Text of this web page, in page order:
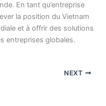
En tant qu’entreprise
la position du Vietnam
et à offrir des solutions
entreprises globales.
NEXT